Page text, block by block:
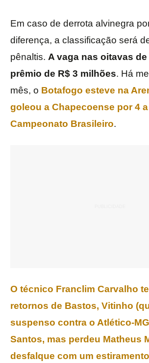
Em caso de derrota alvinegra
diferença, a classificação será
pênaltis. A vaga nas oitavas
prêmio de R$ 3 milhões. Há
mês, o Botafogo esteve na
goleou a Chapecoense por 4
Campeonato Brasileiro.
O técnico Franclim Carvalho
retornos de Bastos, Vitinho
suspenso contra o Atlético-
Santos, mas perdeu Matheus
desfalque com um